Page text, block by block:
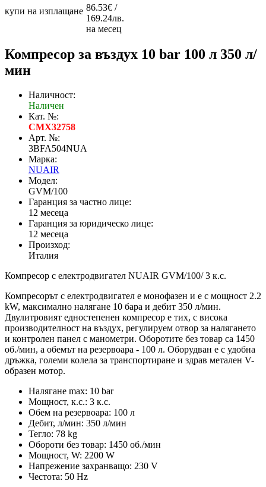
купи на изплащане 86.53€ /
169.24лв.
на месец
Компресор за въздух 10 bar 100 л 350 л/
мин
Наличност:
Наличен
Кат. №:
CMX32758
Арт. №:
3BFA504NUA
Марка:
NUAIR
Модел:
GVM/100
Гаранция за частно лице:
12 месеца
Гаранция за юридическо лице:
12 месеца
Произход:
Италия
Компресор с електродвигател NUAIR GVM/100/ 3 к.с.
Компресорът с електродвигател е монофазен и е с мощност 2.2
kW, максимално налягане 10 бара и дебит 350 л/мин.
Двулитровият едностепенен компресор е тих, с висока
производителност на въздух, регулируем отвор за налягането
и контролен панел с манометри. Оборотите без товар са 1450
об./мин, а обемът на резервоара - 100 л. Оборудван е с удобна
дръжка, големи колела за транспортиране и здрав метален V-
образен мотор.
Налягане max: 10 bar
Мощност, к.с.: 3 к.с.
Обем на резервоара: 100 л
Дебит, л/мин: 350 л/мин
Тегло: 78 kg
Обороти без товар: 1450 об./мин
Мощност, W: 2200 W
Напрежение захранващо: 230 V
Честота: 50 Hz